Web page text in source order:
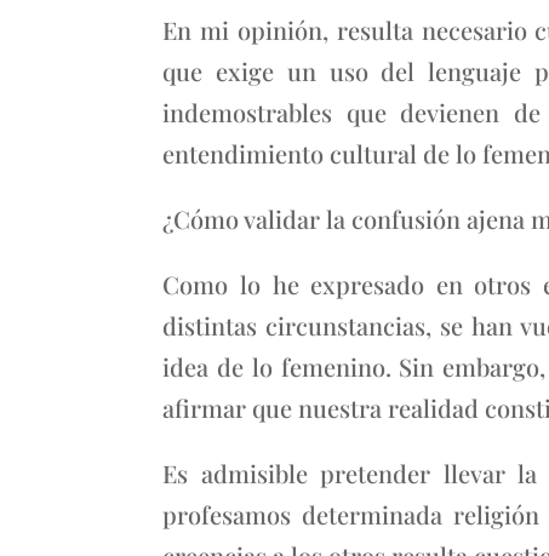
En mi opinión, resulta necesario
que exige un uso del lenguaje
indemostrables que devienen
entendimiento cultural de lo
¿Cómo validar la confusión ajena
Como lo he expresado en otros
distintas circunstancias, se han
idea de lo femenino. Sin
afirmar que nuestra realidad
Es admisible pretender llevar
profesamos determinada